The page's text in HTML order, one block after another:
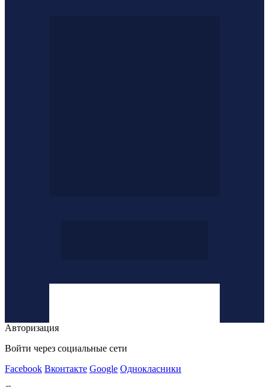
Авторизация
Войти через социальные сети
Facebook Вконтакте Google Однокласники